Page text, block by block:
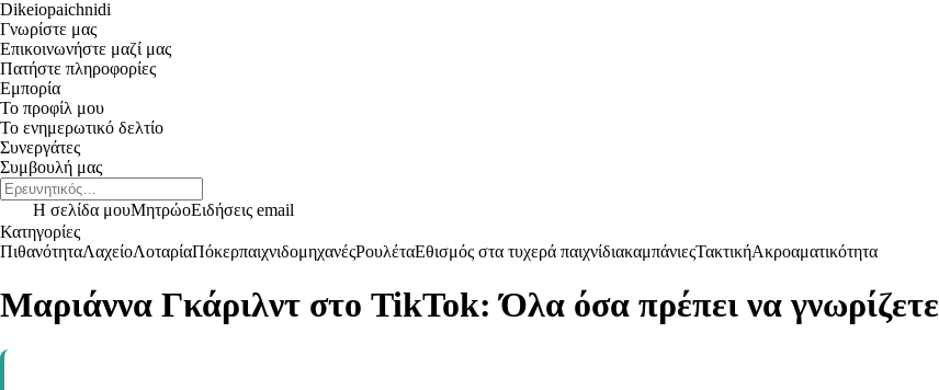
Dikeiopaichnidi
Γνωρίστε μας
Επικοινωνήστε μαζί μας
Πατήστε πληροφορίες
Εμπορία
Το προφίλ μου
Το ενημερωτικό δελτίο
Συνεργάτες
Συμβουλή μας
Η σελίδα μουΜητρώοΕιδήσεις email
Κατηγορίες
ΠιθανότηταΛαχείοΛοταρίαΠόκερπαιχνιδομηχανέςΡουλέταΕθισμός στα τυχερά παιχνίδιακαμπάνιεςΤακτικήΑκροαματικότητα
Μαριάννα Γκάριλντ στο TikTok: Όλα όσα πρέπει να γνωρίζετε